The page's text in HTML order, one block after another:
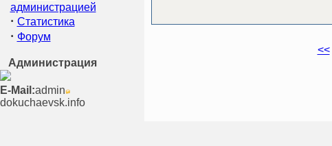
администрацией
· Статистика
· Форум
Администрация
E-Mail:admin
dokuchaevsk.info
<<